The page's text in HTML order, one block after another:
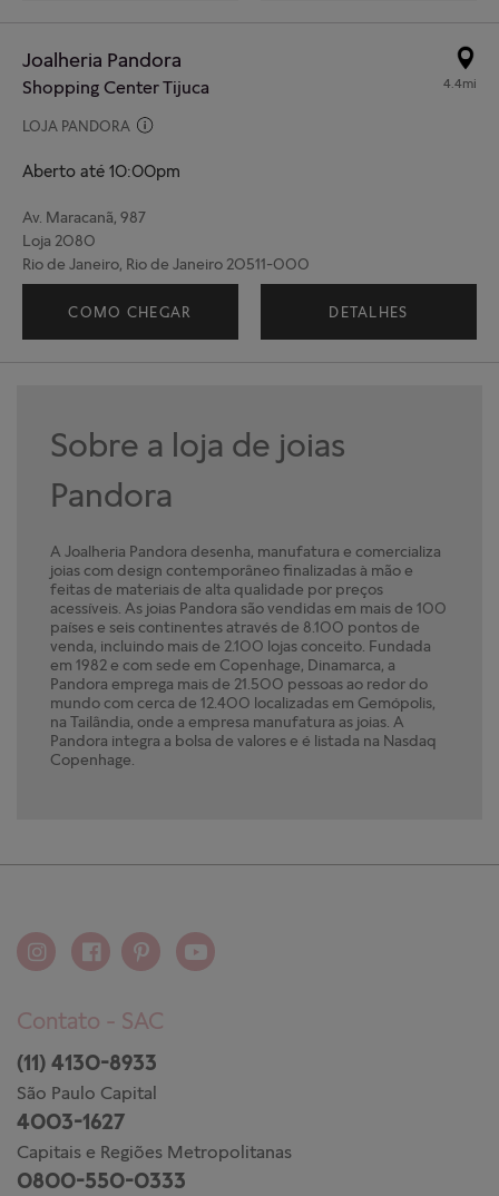
Joalheria Pandora
Shopping Center Tijuca
LOJA PANDORA
Aberto até 10:00pm
4.4mi
Av. Maracanã, 987
Loja 2080
Rio de Janeiro, Rio de Janeiro 20511-000
(21) 99321- 9183
COMO CHEGAR DETALHES
Sobre a loja de joias
Pandora
A Joalheria Pandora desenha, manufatura e comercializa
joias com design contemporâneo finalizadas à mão e
feitas de materiais de alta qualidade por preços
acessíveis. As joias Pandora são vendidas em mais de 100
países e seis continentes através de 8.100 pontos de
venda, incluindo mais de 2.100 lojas conceito. Fundada
em 1982 e com sede em Copenhage, Dinamarca, a
Pandora emprega mais de 21.500 pessoas ao redor do
mundo com cerca de 12.400 localizadas em Gemópolis,
na Tailândia, onde a empresa manufatura as joias. A
Pandora integra a bolsa de valores e é listada na Nasdaq
Copenhage.
Contato - SAC
(11) 4130-8933
São Paulo Capital
4003-1627
Capitais e Regiões Metropolitanas
0800-550-0333